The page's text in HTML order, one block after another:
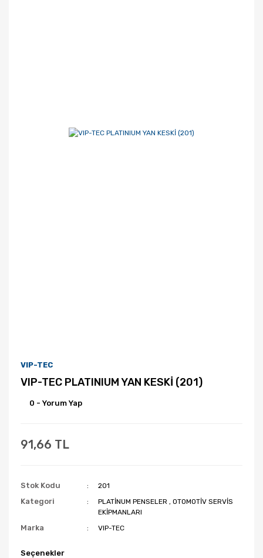
VIP-TEC
VIP-TEC PLATINIUM YAN KESKİ (201)
0 - Yorum Yap
91,66 TL
Stok Kodu 201
Kategori PLATİNUM PENSELER ,OTOMOTİV SERVİS
EKİPMANLARI
Marka VIP-TEC
Seçenekler